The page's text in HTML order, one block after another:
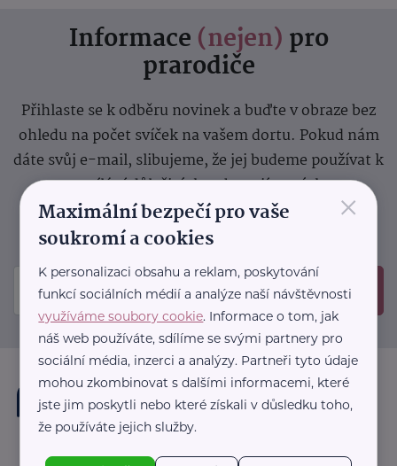
Informace (nejen) pro
prarodiče
Přihlaste se k odběru novinek a buďte v obraze bez
ohledu na počet svíček na vašem dortu. Pokud nám
dáte svůj e-mail, slibujeme, že jej budeme používat k
zasílání důležitých nebo zajímavých
sdělení.Prosíme, zkontrolujte si svoji emailovou
schránku, kam jsme poslali potvrzovací e-mail.
Odeslat
×
Maximální bezpečí pro vaše
soukromí a cookies
K personalizaci obsahu a reklam, poskytování
funkcí sociálních médií a analýze naší návštěvnosti
využíváme soubory cookie. Informace o tom, jak
náš web používáte, sdílíme se svými partnery pro
sociální média, inzerci a analýzy. Partneři tyto údaje
mohou zkombinovat s dalšími informacemi, které
jste jim poskytli nebo které získali v důsledku toho,
že používáte jejich služby.